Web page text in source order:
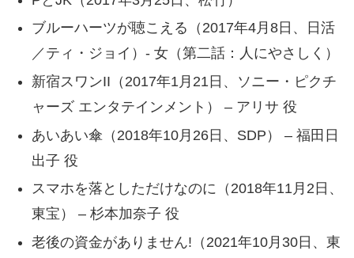
ブルーハーツが聴こえる（2017年4月8日、日活
／ティ・ジョイ）- 女（第二話：人にやさしく）
新宿スワンII（2017年1月21日、ソニー・ピクチ
ャーズ エンタテインメント） – アリサ 役
あいあい傘（2018年10月26日、SDP） – 福田日
出子 役
スマホを落としただけなのに（2018年11月2日、
東宝） – 杉本加奈子 役
老後の資金がありません!（2021年10月30日、東